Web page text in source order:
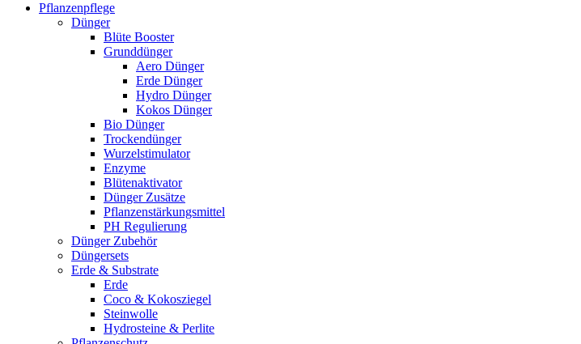
Pflanzenpflege
Dünger
Blüte Booster
Grunddünger
Aero Dünger
Erde Dünger
Hydro Dünger
Kokos Dünger
Bio Dünger
Trockendünger
Wurzelstimulator
Enzyme
Blütenaktivator
Dünger Zusätze
Pflanzenstärkungsmittel
PH Regulierung
Dünger Zubehör
Düngersets
Erde & Substrate
Erde
Coco & Kokosziegel
Steinwolle
Hydrosteine & Perlite